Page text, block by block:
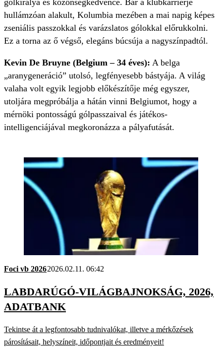
hullámzóan alakult, Kolumbia mezében a mai napig képes
zseniális passzokkal és varázslatos gólokkal előrukkolni.
Ez a torna az ő végső, elegáns búcsúja a nagyszínpadtól.
Kevin De Bruyne (Belgium – 34 éves): A belga
„aranygeneráció” utolsó, legfényesebb bástyája. A világ
valaha volt egyik legjobb előkészítője még egyszer,
utoljára megpróbálja a hátán vinni Belgiumot, hogy a
mérnöki pontosságú gólpasszaival és játékos-
intelligenciájával megkoronázza a pályafutását.
Foci vb 20262026.02.11. 06:42
LABDARÚGÓ-VILÁGBAJNOKSÁG, 2026,
ADATBANK
Tekintse át a legfontosabb tudnivalókat, illetve a mérkőzések
párosításait, helyszíneit, időpontjait és eredményeit!